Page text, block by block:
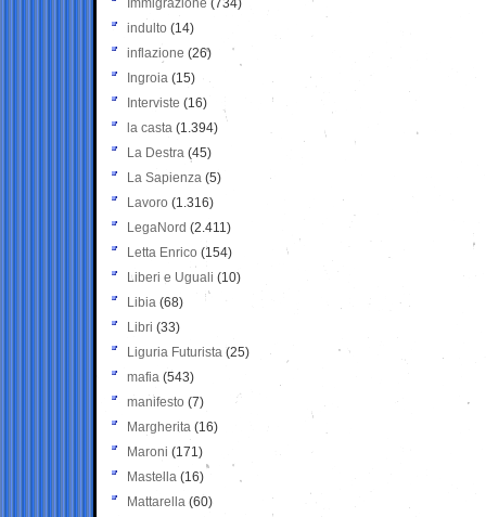
Immigrazione (734)
indulto (14)
inflazione (26)
Ingroia (15)
Interviste (16)
la casta (1.394)
La Destra (45)
La Sapienza (5)
Lavoro (1.316)
LegaNord (2.411)
Letta Enrico (154)
Liberi e Uguali (10)
Libia (68)
Libri (33)
Liguria Futurista (25)
mafia (543)
manifesto (7)
Margherita (16)
Maroni (171)
Mastella (16)
Mattarella (60)